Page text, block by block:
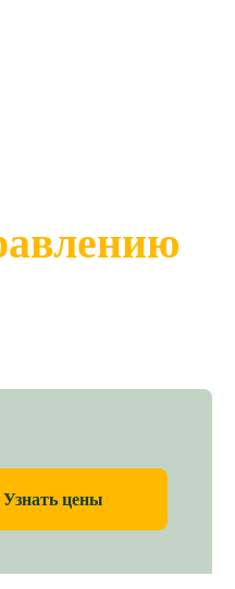
Узнать цены